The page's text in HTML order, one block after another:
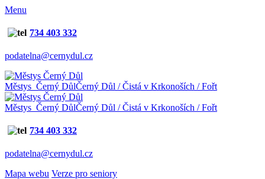
Menu
734 403 332
podatelna@cernydul.cz
Městys Černý DůlČerný Důl / Čistá v Krkonoších / Fořt
Městys Černý DůlČerný Důl / Čistá v Krkonoších / Fořt
734 403 332
podatelna@cernydul.cz
Mapa webu Verze pro seniory